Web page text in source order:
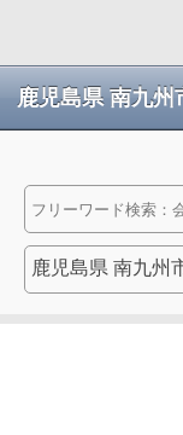
鹿児島県 南九州